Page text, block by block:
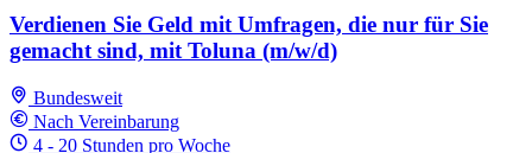
Verdienen Sie Geld mit Umfragen, die nur für Sie
gemacht sind, mit Toluna (m/w/d)
Bundesweit
Nach Vereinbarung
4 - 20 Stunden pro Woche